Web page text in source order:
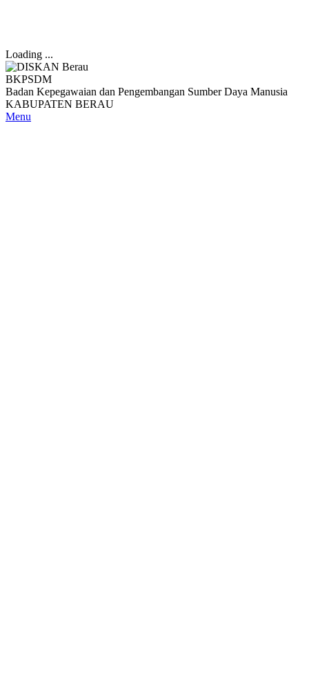
Loading ...
BKPSDM
Badan Kepegawaian dan Pengembangan Sumber Daya Manusia
KABUPATEN BERAU
Menu